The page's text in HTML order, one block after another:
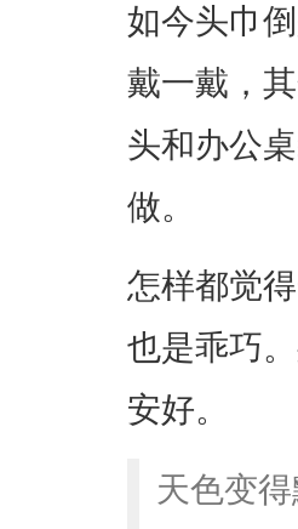
如今头巾
戴一戴，
头和办公
做。
怎样都觉
也是乖巧
安好。
天色变